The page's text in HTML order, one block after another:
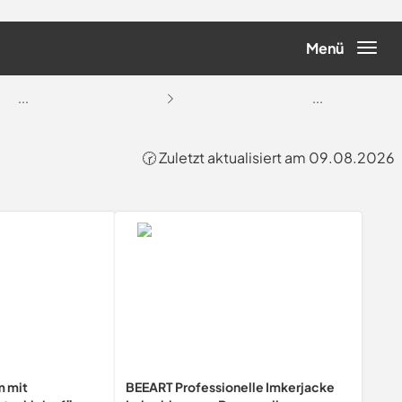
Menü
... ...
🕝 Zuletzt aktualisiert am 09.08.2026
mit
BEEART Professionelle Imkerjacke